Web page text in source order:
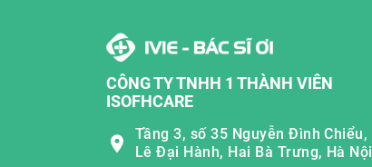
CÔNG TY TNHH 1 THÀNH VIÊN
ISOFHCARE
Tầng 3, số 35 Nguyễn Đình Chiểu,
Lê Đại Hành, Hai Bà Trưng, Hà Nội